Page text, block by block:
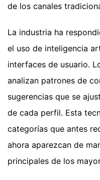
de los canales
La industria ha
el uso de inteligencia
interfaces de usuario.
analizan patrones de
sugerencias que se
de cada perfil. Esta
categorías que antes
ahora aparezcan de
principales de los